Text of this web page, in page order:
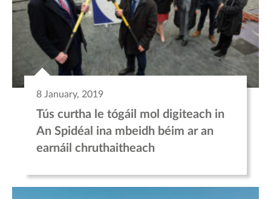
8 January, 2019
Tús curtha le tógáil mol digiteach in
An Spidéal ina mbeidh béim ar an
earnáil chruthaitheach